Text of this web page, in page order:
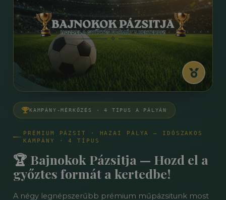
KAMPÁNY-MÉRKŐZÉS · 4 TÍPUS A PÁLYÁN
PRÉMIUM PÁZSIT · HAZAI PÁLYA — IDŐSZAKOS
KAMPÁNY · 4 TÍPUS
🏆 Bajnokok Pázsitja — Hozd el a
győztes formát a kertedbe!
A négy legnépszerűbb prémium műpázsitunk most